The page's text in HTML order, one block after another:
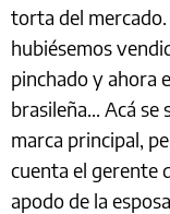
torta del
hubiésemos
pinchado y ahora
brasileña... Acá
marca principal,
cuenta el gerente
apodo de la